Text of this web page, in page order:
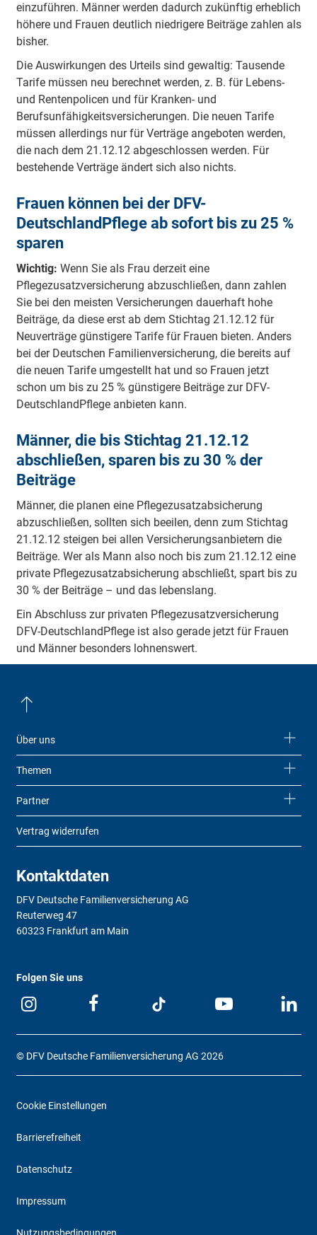
einzuführen. Männer werden dadurch zukünftig erheblich
höhere und Frauen deutlich niedrigere Beiträge zahlen als
bisher.
Die Auswirkungen des Urteils sind gewaltig: Tausende
Tarife müssen neu berechnet werden, z. B. für Lebens-
und Rentenpolicen und für Kranken- und
Berufsunfähigkeitsversicherungen. Die neuen Tarife
müssen allerdings nur für Verträge angeboten werden,
die nach dem 21.12.12 abgeschlossen werden. Für
bestehende Verträge ändert sich also nichts.
Frauen können bei der DFV-
DeutschlandPflege ab sofort bis zu 25 %
sparen
Wichtig: Wenn Sie als Frau derzeit eine
Pflegezusatzversicherung abzuschließen, dann zahlen
Sie bei den meisten Versicherungen dauerhaft hohe
Beiträge, da diese erst ab dem Stichtag 21.12.12 für
Neuverträge günstigere Tarife für Frauen bieten. Anders
bei der Deutschen Familienversicherung, die bereits auf
die neuen Tarife umgestellt hat und so Frauen jetzt
schon um bis zu 25 % günstigere Beiträge zur DFV-
DeutschlandPflege anbieten kann.
Männer, die bis Stichtag 21.12.12
abschließen, sparen bis zu 30 % der
Beiträge
Männer, die planen eine Pflegezusatzabsicherung
abzuschließen, sollten sich beeilen, denn zum Stichtag
21.12.12 steigen bei allen Versicherungsanbietern die
Beiträge. Wer als Mann also noch bis zum 21.12.12 eine
private Pflegezusatzabsicherung abschließt, spart bis zu
30 % der Beiträge – und das lebenslang.
Ein Abschluss zur privaten Pflegezusatzversicherung
DFV-DeutschlandPflege ist also gerade jetzt für Frauen
und Männer besonders lohnenswert.
Über uns
Themen
Partner
Vertrag widerrufen
Kontaktdaten
DFV Deutsche Familienversicherung AG
Reuterweg 47
60323 Frankfurt am Main
Folgen Sie uns
© DFV Deutsche Familienversicherung AG 2026
Cookie Einstellungen
Barrierefreiheit
Datenschutz
Impressum